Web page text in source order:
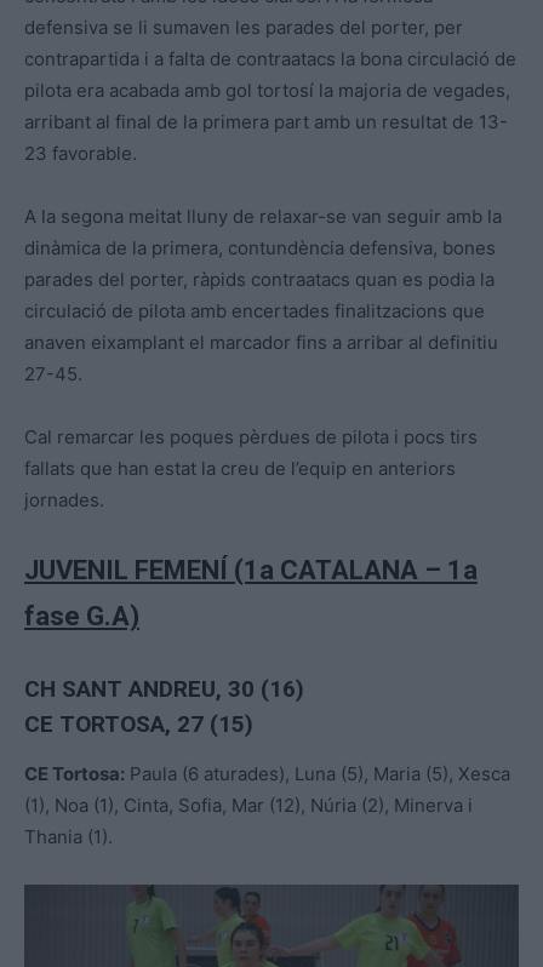
defensiva se li sumaven les parades del porter, per
contrapartida i a falta de contraatacs la bona circulació de
pilota era acabada amb gol tortosí la majoria de vegades,
arribant al final de la primera part amb un resultat de 13-
23 favorable.
A la segona meitat lluny de relaxar-se van seguir amb la
dinàmica de la primera, contundència defensiva, bones
parades del porter, ràpids contraatacs quan es podia la
circulació de pilota amb encertades finalitzacions que
anaven eixamplant el marcador fins a arribar al definitiu
27-45.
Cal remarcar les poques pèrdues de pilota i pocs tirs
fallats que han estat la creu de l’equip en anteriors
jornades.
JUVENIL FEMENÍ (1a CATALANA – 1a
fase G.A)
CH SANT ANDREU, 30 (16)
CE TORTOSA, 27 (15)
CE Tortosa: Paula (6 aturades), Luna (5), Maria (5), Xesca
(1), Noa (1), Cinta, Sofia, Mar (12), Núria (2), Minerva i
Thania (1).